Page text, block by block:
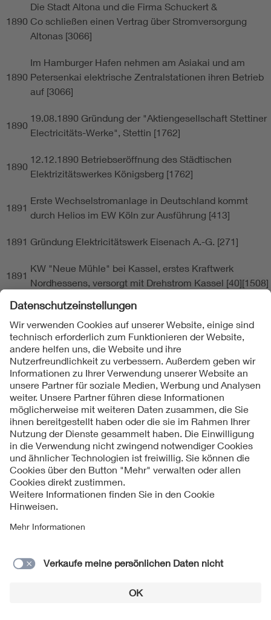
1890
Die Stadt Altona und die Firma Schuckert &
Co schließen einen Vertrag über Stromversorgung
Altonas [3066]
1890
Im Hamburger Hafen nehmen am Asiakai und am
Petersenkai elektrische Zentralstationen ihren Betrieb
auf [3066]
1890
19.08.1890 Gründung der "Aktiengesellschaft Stettiner
Electricitäts-Werke", Stettin [1762]
1890
12.12.1890 Betriebseröffnung des Städtischen
Elektrizitätswerkes Königsberg [1762]
1891
Erste Wechselstromanlage in Deutschland kommt
durch Helios im EW Köln zur Ausführung [413]
1891 Gründung Elektricitätswerk Eisenach A.-G. [271]
1891
KW "Neue Mühle" bei Kassel, erstes Kraftwerk
Nordhessens, versorgt mit Drehstrom Kassel [40][1508]
Ch.P.Steinmetz prophezeit Stromübertragung mit
"Hunderttausenden von Volt" [29][203]
1891
Schneller,E. bezeichnet in der "The Electrical
N.-Y. (US) eine Übertragung mit 30.000 V als
"technische Unmöglichkeit" [1379]
1891
WKW an der Westenriederstraße, München, geht mit
PS zur Umstellung der Straßenbeleuchtung auf
Elektrizität in Betrieb [160]
1891
Inbetriebnahme eines 63 m hohen Lichtturmes mit
seinen vier Füßen genau über einer Straßenkreuzung
Zentrum zur Beleuchtung der kalifornischen Stadt San
Jose (US) [156]
Die Gesamtleistung der deutschen Elektrizitätswerke